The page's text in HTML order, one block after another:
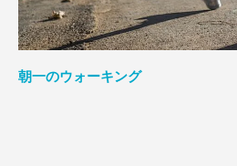
朝一のウォーキング